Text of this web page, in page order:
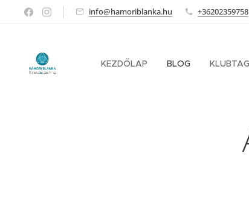
info@hamoriblanka.hu +36202359758
KEZDŐLAP BLOG